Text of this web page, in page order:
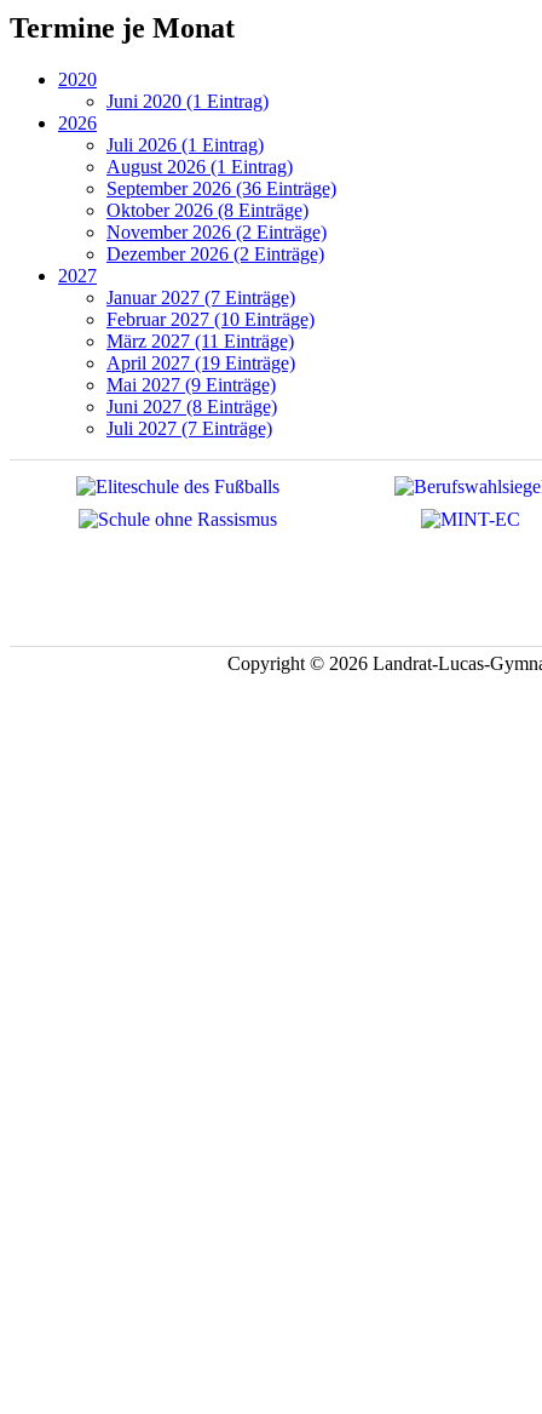
Termine je Monat
2020
Juni 2020 (1 Eintrag)
2026
Juli 2026 (1 Eintrag)
August 2026 (1 Eintrag)
September 2026 (36 Einträge)
Oktober 2026 (8 Einträge)
November 2026 (2 Einträge)
Dezember 2026 (2 Einträge)
2027
Januar 2027 (7 Einträge)
Februar 2027 (10 Einträge)
März 2027 (11 Einträge)
April 2027 (19 Einträge)
Mai 2027 (9 Einträge)
Juni 2027 (8 Einträge)
Juli 2027 (7 Einträge)
Copyright © 2026 Landrat-Lucas-